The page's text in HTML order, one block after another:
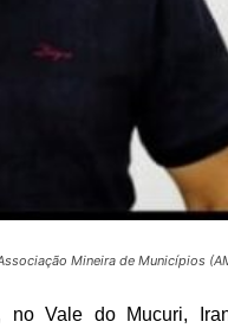
Mineira de Municípios
Vale do Mucuri,